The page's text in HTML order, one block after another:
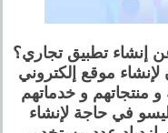
إنشاء تطبيق تجاري؟
موقع إلكتروني
و منتجاتهم و خدماتهم
في حاجة لإنشاء